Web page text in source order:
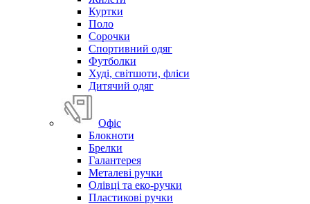
Куртки
Поло
Сорочки
Спортивний одяг
Футболки
Худі, світшоти, фліси
Дитячий одяг
Офіс
Блокноти
Брелки
Галантерея
Металеві ручки
Олівці та еко-ручки
Пластикові ручки